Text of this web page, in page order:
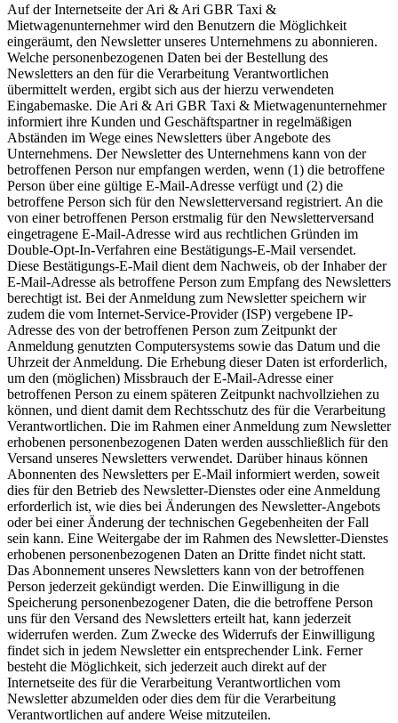
Auf der Internetseite der Ari & Ari GBR Taxi &
Mietwagenunternehmer wird den Benutzern die Möglichkeit
eingeräumt, den Newsletter unseres Unternehmens zu abonnieren.
Welche personenbezogenen Daten bei der Bestellung des
Newsletters an den für die Verarbeitung Verantwortlichen
übermittelt werden, ergibt sich aus der hierzu verwendeten
Eingabemaske. Die Ari & Ari GBR Taxi & Mietwagenunternehmer
informiert ihre Kunden und Geschäftspartner in regelmäßigen
Abständen im Wege eines Newsletters über Angebote des
Unternehmens. Der Newsletter des Unternehmens kann von der
betroffenen Person nur empfangen werden, wenn (1) die betroffene
Person über eine gültige E-Mail-Adresse verfügt und (2) die
betroffene Person sich für den Newsletterversand registriert. An die
von einer betroffenen Person erstmalig für den Newsletterversand
eingetragene E-Mail-Adresse wird aus rechtlichen Gründen im
Double-Opt-In-Verfahren eine Bestätigungs-E-Mail versendet.
Diese Bestätigungs-E-Mail dient dem Nachweis, ob der Inhaber der
E-Mail-Adresse als betroffene Person zum Empfang des Newsletters
berechtigt ist. Bei der Anmeldung zum Newsletter speichern wir
zudem die vom Internet-Service-Provider (ISP) vergebene IP-
Adresse des von der betroffenen Person zum Zeitpunkt der
Anmeldung genutzten Computersystems sowie das Datum und die
Uhrzeit der Anmeldung. Die Erhebung dieser Daten ist erforderlich,
um den (möglichen) Missbrauch der E-Mail-Adresse einer
betroffenen Person zu einem späteren Zeitpunkt nachvollziehen zu
können, und dient damit dem Rechtsschutz des für die Verarbeitung
Verantwortlichen. Die im Rahmen einer Anmeldung zum Newsletter
erhobenen personenbezogenen Daten werden ausschließlich für den
Versand unseres Newsletters verwendet. Darüber hinaus können
Abonnenten des Newsletters per E-Mail informiert werden, soweit
dies für den Betrieb des Newsletter-Dienstes oder eine Anmeldung
erforderlich ist, wie dies bei Änderungen des Newsletter-Angebots
oder bei einer Änderung der technischen Gegebenheiten der Fall
sein kann. Eine Weitergabe der im Rahmen des Newsletter-Dienstes
erhobenen personenbezogenen Daten an Dritte findet nicht statt.
Das Abonnement unseres Newsletters kann von der betroffenen
Person jederzeit gekündigt werden. Die Einwilligung in die
Speicherung personenbezogener Daten, die die betroffene Person
uns für den Versand des Newsletters erteilt hat, kann jederzeit
widerrufen werden. Zum Zwecke des Widerrufs der Einwilligung
findet sich in jedem Newsletter ein entsprechender Link. Ferner
besteht die Möglichkeit, sich jederzeit auch direkt auf der
Internetseite des für die Verarbeitung Verantwortlichen vom
Newsletter abzumelden oder dies dem für die Verarbeitung
Verantwortlichen auf andere Weise mitzuteilen.